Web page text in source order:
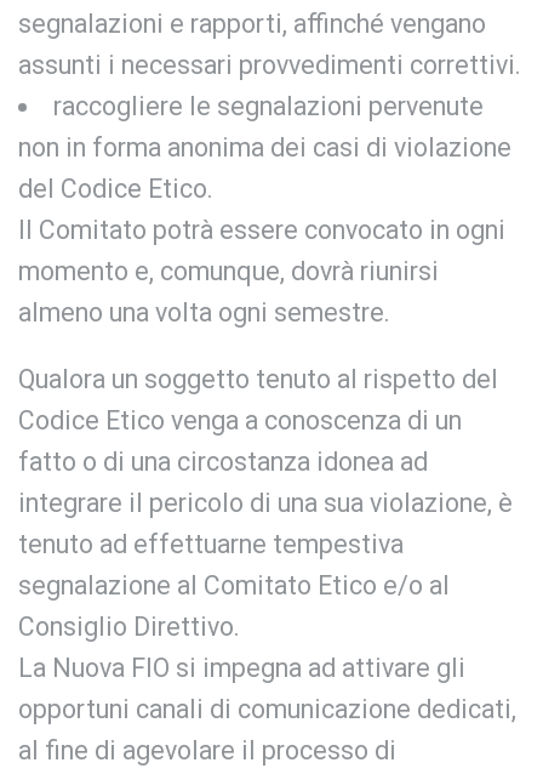
segnalazioni e rapporti, affinché vengano
assunti i necessari provvedimenti correttivi.
raccogliere le segnalazioni pervenute
non in forma anonima dei casi di violazione
del Codice Etico.
Il Comitato potrà essere convocato in ogni
momento e, comunque, dovrà riunirsi
almeno una volta ogni semestre.
Qualora un soggetto tenuto al rispetto del
Codice Etico venga a conoscenza di un
fatto o di una circostanza idonea ad
integrare il pericolo di una sua violazione, è
tenuto ad effettuarne tempestiva
segnalazione al Comitato Etico e/o al
Consiglio Direttivo.
La Nuova FIO si impegna ad attivare gli
opportuni canali di comunicazione dedicati,
al fine di agevolare il processo di